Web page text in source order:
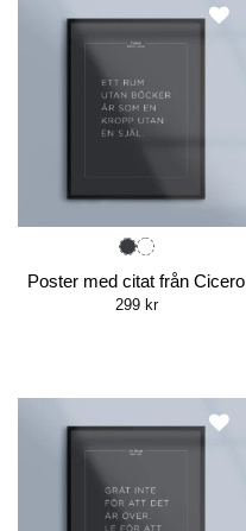
Poster med citat från Cicero
299 kr